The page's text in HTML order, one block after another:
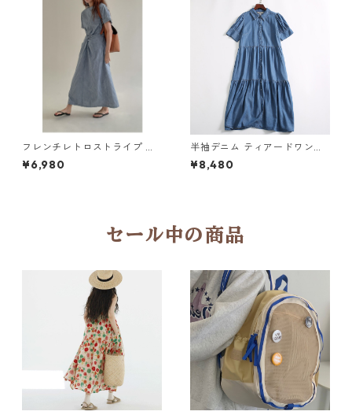
フレンチレトロストライプ ワ
ンピース Y 260084
¥6,980
半袖デニム ティアードワンピ
ース Y 10638
¥8,480
セール中の商品